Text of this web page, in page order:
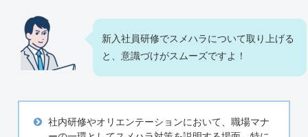
新入社員研修でスメハラについて取り上げる
と、意識づけがスムーズですよ！
社内研修やオリエンテーションにおいて、職場マナ